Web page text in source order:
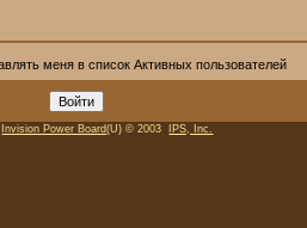
меня в список Активных пользователей
Invision Power Board(U) © 2003 IPS, Inc.